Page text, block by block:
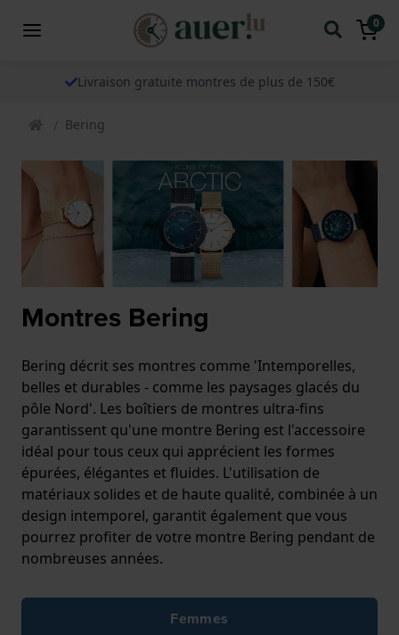
0
Livraison gratuite montres de plus de 150€
Bering
Montres Bering
Bering décrit ses montres comme 'Intemporelles,
belles et durables - comme les paysages glacés du
pôle Nord'. Les boîtiers de montres ultra-fins
garantissent qu'une montre Bering est l'accessoire
idéal pour tous ceux qui apprécient les formes
épurées, élégantes et fluides. L'utilisation de
matériaux solides et de haute qualité, combinée à un
design intemporel, garantit également que vous
pourrez profiter de votre montre Bering pendant de
nombreuses années.
Femmes